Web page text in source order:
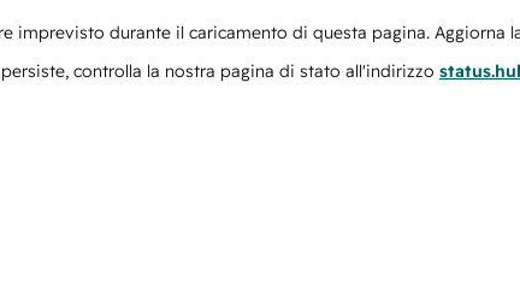
imprevisto durante il caricamento di questa pagina. Aggiorna
controlla la nostra pagina di stato all'indirizzo